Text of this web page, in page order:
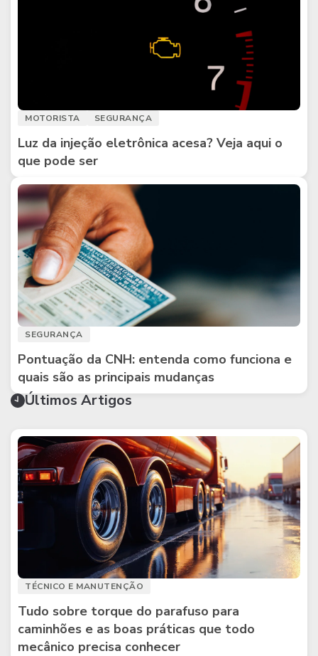
MOTORISTA SEGURANÇA
Luz da injeção eletrônica acesa? Veja aqui o
que pode ser
SEGURANÇA
Pontuação da CNH: entenda como funciona e
quais são as principais mudanças
Últimos Artigos
TÉCNICO E MANUTENÇÃO
Tudo sobre torque do parafuso para
caminhões e as boas práticas que todo
mecânico precisa conhecer